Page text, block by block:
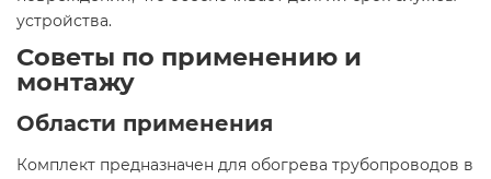
устройства.​
Советы по применению и
монтажу
Области применения
Комплект предназначен для обогрева трубопроводов в